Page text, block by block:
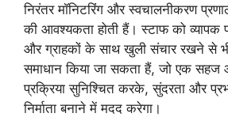
निरंतर मॉनिटरिंग और स्वचालनीकरण
की आवश्यकता होती हैं। स्टाफ को व्यापक
और ग्राहकों के साथ खुली संचार रखने से
समाधान किया जा सकता हैं, जो एक
प्रक्रिया सुनिश्चित करके, सुंदरता और
निर्माता बनाने में मदद करेगा।